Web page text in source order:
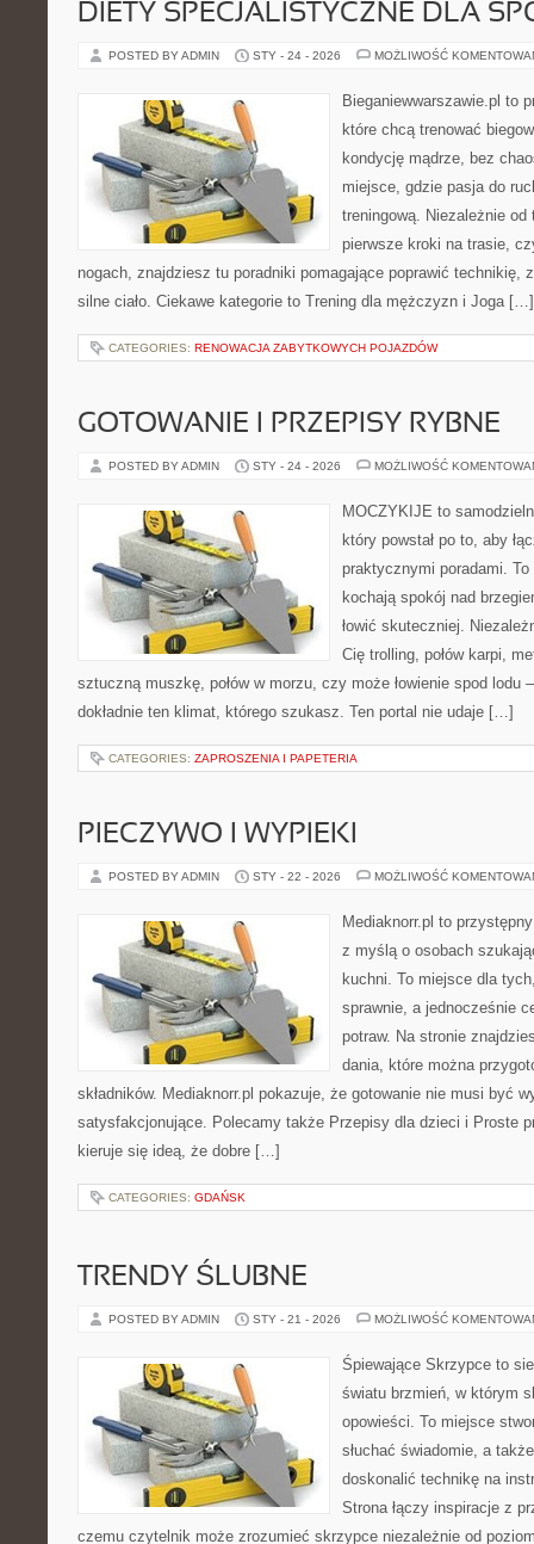
DIETY SPECJALISTYCZNE DLA
POSTED BY ADMIN STY - 24 - 2026 MOŻLIWOŚĆ
Bieganiewwarszawie.pl to
które chcą trenować
kondycję mądrze, bez
miejsce, gdzie pasja do
treningową. Niezależnie
pierwsze kroki na trasie,
nogach, znajdziesz tu poradniki pomagające poprawić technikię,
silne ciało. Ciekawe kategorie to Trening dla mężczyzn i Joga […]
CATEGORIES: RENOWACJA ZABYTKOWYCH POJAZDÓW
GOTOWANIE I PRZEPISY RYBNE
POSTED BY ADMIN STY - 24 - 2026 MOŻLIWOŚĆ
MOCZYKIJE to
który powstał po to, aby
praktycznymi poradami.
kochają spokój nad
łowić skuteczniej.
Cię trolling, połów karpi,
sztuczną muszkę, połów w morzu, czy może łowienie spod lodu
dokładnie ten klimat, którego szukasz. Ten portal nie udaje […]
CATEGORIES: ZAPROSZENIA I PAPETERIA
PIECZYWO I WYPIEKI
POSTED BY ADMIN STY - 22 - 2026 MOŻLIWOŚĆ
Mediaknorr.pl to
z myślą o osobach
kuchni. To miejsce dla
sprawnie, a jednocześnie
potraw. Na stronie
dania, które można
składników. Mediaknorr.pl pokazuje, że gotowanie nie musi być
satysfakcjonujące. Polecamy także Przepisy dla dzieci i Proste
kieruje się ideą, że dobre […]
CATEGORIES: GDAŃSK
TRENDY ŚLUBNE
POSTED BY ADMIN STY - 21 - 2026 MOŻLIWOŚĆ
Śpiewające Skrzypce to
światu brzmień, w którym
opowieści. To miejsce
słuchać świadomie, a
doskonalić technikę na
Strona łączy inspiracje z
czemu czytelnik może zrozumieć skrzypce niezależnie od